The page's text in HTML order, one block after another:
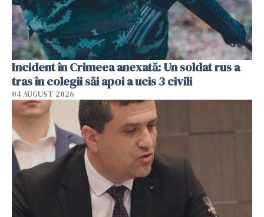
Incident în Crimeea anexată: Un soldat rus a
tras în colegii săi apoi a ucis 3 civili
04 AUGUST 2026